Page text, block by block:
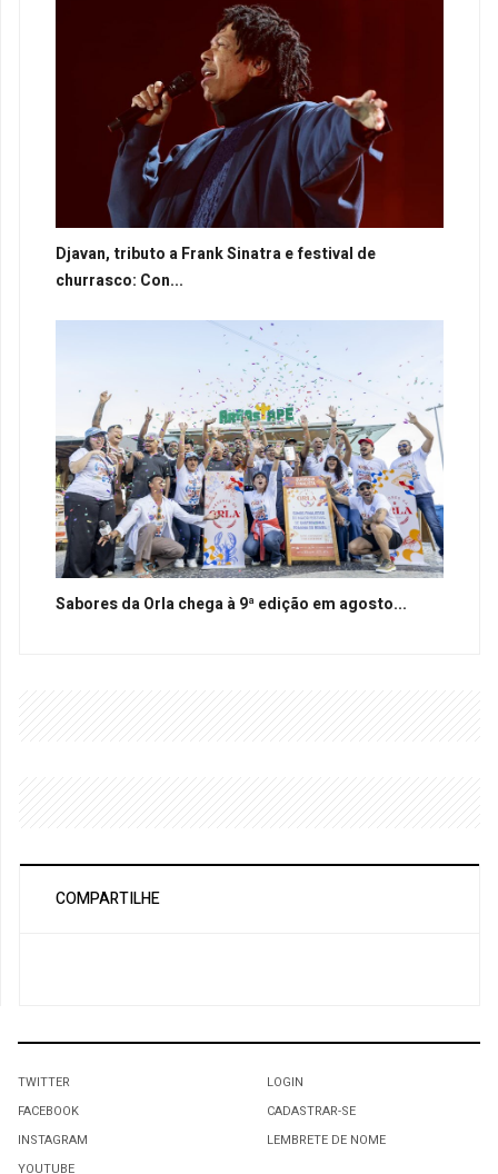
Djavan, tributo a Frank Sinatra e festival de
churrasco: Con...
Sabores da Orla chega à 9ª edição em agosto...
COMPARTILHE
TWITTER
FACEBOOK
INSTAGRAM
YOUTUBE
LOGIN
CADASTRAR-SE
LEMBRETE DE NOME